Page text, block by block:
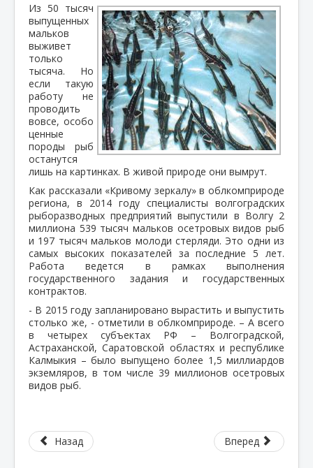
Из 50 тысяч
выпущенных
мальков
выживет
только
тысяча. Но
если такую
работу не
проводить
вовсе, особо
ценные
породы рыб
останутся
лишь на картинках. В живой природе они вымрут.
Как рассказали «Кривому зеркалу» в облкомприроде
региона, в 2014 году специалисты волгоградских
рыборазводных предприятий выпустили в Волгу 2
миллиона 539 тысяч мальков осетровых видов рыб
и 197 тысяч мальков молоди стерляди. Это одни из
самых высоких показателей за последние 5 лет.
Работа ведется в рамках выполнения
государственного задания и государственных
контрактов.
- В 2015 году запланировано вырастить и выпустить
столько же, - отметили в облкомприроде. – А всего
в четырех субъектах РФ – Волгоградской,
Астраханской, Саратовской областях и республике
Калмыкия – было выпущено более 1,5 миллиардов
экземляров, в том числе 39 миллионов осетровых
видов рыб.
Назад Вперед